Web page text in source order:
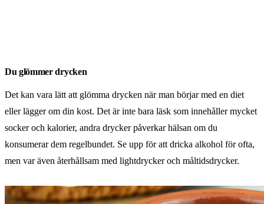
Du glömmer drycken
Det kan vara lätt att glömma drycken när man börjar med en diet
eller lägger om din kost. Det är inte bara läsk som innehåller mycket
socker och kalorier, andra drycker påverkar hälsan om du
konsumerar dem regelbundet. Se upp för att dricka alkohol för ofta,
men var även återhållsam med lightdrycker och måltidsdrycker.